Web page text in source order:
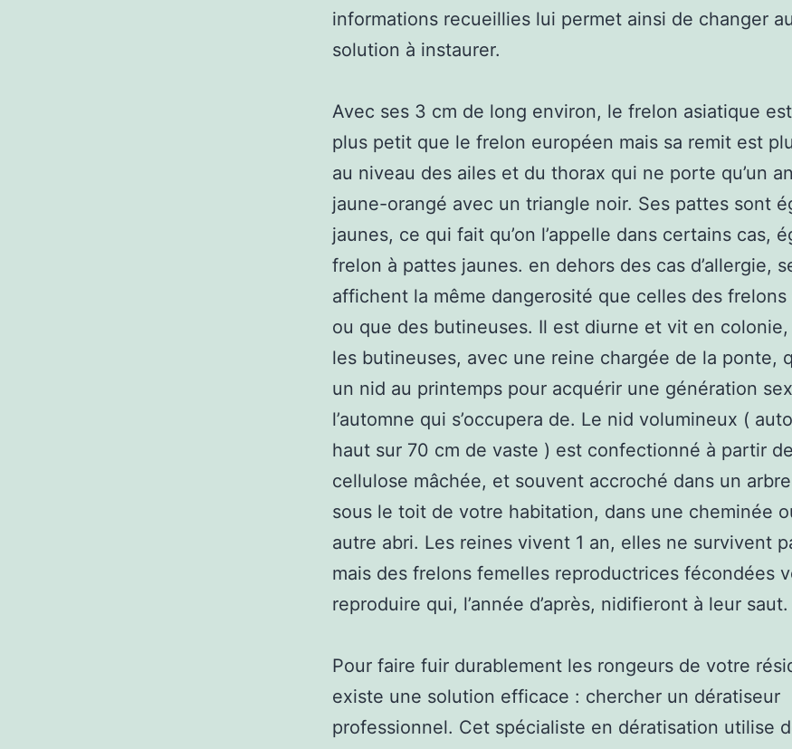
informations recueillies lui permet ainsi de changer
solution à instaurer.
Avec ses 3 cm de long environ, le frelon asiatique
plus petit que le frelon européen mais sa remit est
au niveau des ailes et du thorax qui ne porte qu’un
jaune-orangé avec un triangle noir. Ses pattes sont
jaunes, ce qui fait qu’on l’appelle dans certains cas,
frelon à pattes jaunes. en dehors des cas d’allergie,
affichent la même dangerosité que celles des frelons
ou que des butineuses. Il est diurne et vit en colonie,
les butineuses, avec une reine chargée de la ponte,
un nid au printemps pour acquérir une génération
l’automne qui s’occupera de. Le nid volumineux (
haut sur 70 cm de vaste ) est confectionné à partir
cellulose mâchée, et souvent accroché dans un
sous le toit de votre habitation, dans une cheminée
autre abri. Les reines vivent 1 an, elles ne survivent
mais des frelons femelles reproductrices fécondées
reproduire qui, l’année d’après, nidifieront à leur saut.
Pour faire fuir durablement les rongeurs de votre
existe une solution efficace : chercher un dératiseur
professionnel. Cet spécialiste en dératisation utilise